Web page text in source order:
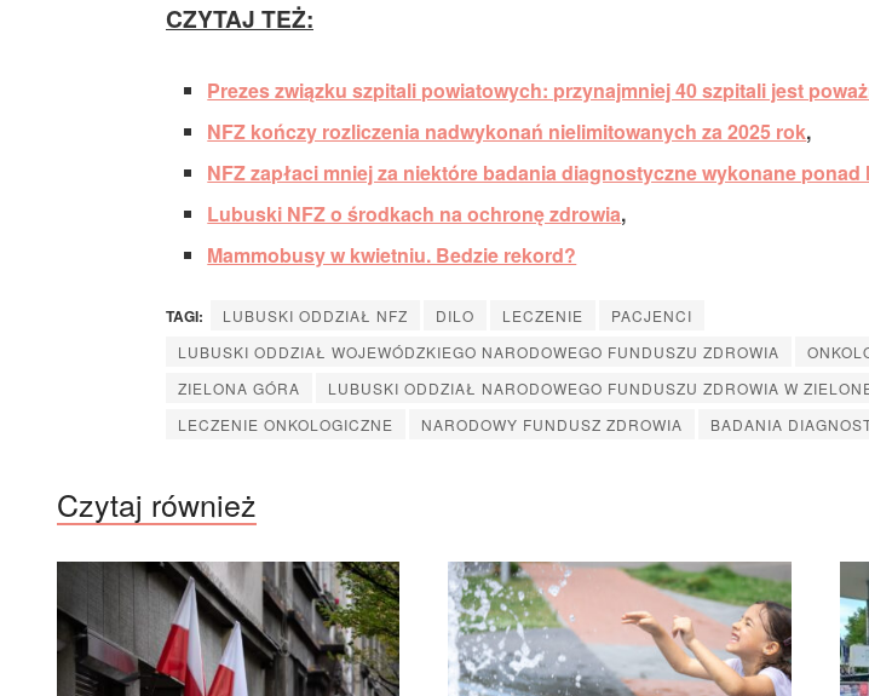
CZYTAJ TEŻ:
Prezes związku szpitali powiatowych: przynajmniej 40 szpitali jest
NFZ kończy rozliczenia nadwykonań nielimitowanych za 2025 rok,
NFZ zapłaci mniej za niektóre badania diagnostyczne wykonane ponad
Lubuski NFZ o środkach na ochronę zdrowia,
Mammobusy w kwietniu. Bedzie rekord?
TAGI: LUBUSKI ODDZIAŁ NFZ DILO LECZENIE
PACJENCI
LUBUSKI ODDZIAŁ WOJEWÓDZKIEGO NARODOWEGO FUNDUSZU ZDROWIA
ZIELONA GÓRA
LUBUSKI ODDZIAŁ NARODOWEGO FUNDUSZU ZDROWIA W
LECZENIE ONKOLOGICZNE
NARODOWY FUNDUSZ ZDROWIA BADANIA
Czytaj również